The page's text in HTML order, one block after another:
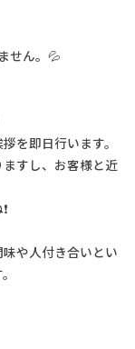
せん。💦
を即日行います。
すし、お客様と近
や人付き合いとい